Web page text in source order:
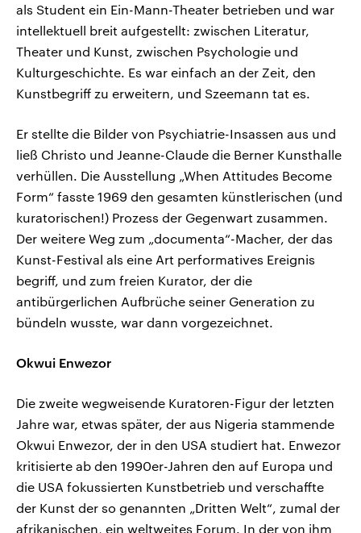
als Student ein Ein-Mann-Theater betrieben und war
intellektuell breit aufgestellt: zwischen Literatur,
Theater und Kunst, zwischen Psychologie und
Kulturgeschichte. Es war einfach an der Zeit, den
Kunstbegriff zu erweitern, und Szeemann tat es.
Er stellte die Bilder von Psychiatrie-Insassen aus und
ließ Christo und Jeanne-Claude die Berner Kunsthalle
verhüllen. Die Ausstellung „When Attitudes Become
Form“ fasste 1969 den gesamten künstlerischen (und
kuratorischen!) Prozess der Gegenwart zusammen.
Der weitere Weg zum „documenta“-Macher, der das
Kunst-Festival als eine Art performatives Ereignis
begriff, und zum freien Kurator, der die
antibürgerlichen Aufbrüche seiner Generation zu
bündeln wusste, war dann vorgezeichnet.
Okwui Enwezor
Die zweite wegweisende Kuratoren-Figur der letzten
Jahre war, etwas später, der aus Nigeria stammende
Okwui Enwezor, der in den USA studiert hat. Enwezor
kritisierte ab den 1990er-Jahren den auf Europa und
die USA fokussierten Kunstbetrieb und verschaffte
der Kunst der so genannten „Dritten Welt“, zumal der
afrikanischen, ein weltweites Forum. In der von ihm